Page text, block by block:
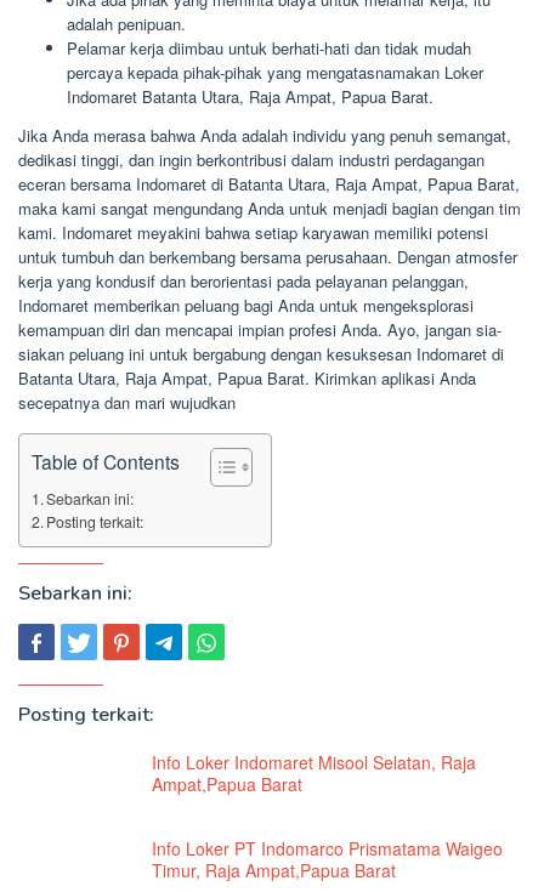
adalah penipuan.
Pelamar kerja diimbau untuk berhati-hati dan tidak mudah
percaya kepada pihak-pihak yang mengatasnamakan Loker
Indomaret Batanta Utara, Raja Ampat, Papua Barat.
Jika Anda merasa bahwa Anda adalah individu yang penuh semangat,
dedikasi tinggi, dan ingin berkontribusi dalam industri perdagangan
eceran bersama Indomaret di Batanta Utara, Raja Ampat, Papua Barat,
maka kami sangat mengundang Anda untuk menjadi bagian dengan tim
kami. Indomaret meyakini bahwa setiap karyawan memiliki potensi
untuk tumbuh dan berkembang bersama perusahaan. Dengan atmosfer
kerja yang kondusif dan berorientasi pada pelayanan pelanggan,
Indomaret memberikan peluang bagi Anda untuk mengeksplorasi
kemampuan diri dan mencapai impian profesi Anda. Ayo, jangan sia-
siakan peluang ini untuk bergabung dengan kesuksesan Indomaret di
Batanta Utara, Raja Ampat, Papua Barat. Kirimkan aplikasi Anda
secepatnya dan mari wujudkan
Table of Contents
Sebarkan ini:
Posting terkait:
Sebarkan ini:
Posting terkait:
Info Loker Indomaret Misool Selatan, Raja
Ampat,Papua Barat
Info Loker PT Indomarco Prismatama Waigeo
Timur, Raja Ampat,Papua Barat